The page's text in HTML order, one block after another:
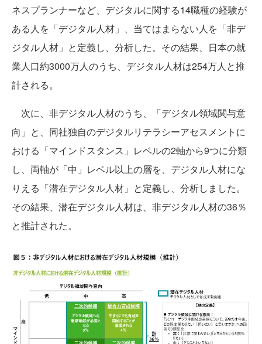
ネスプランナーなど、デジタルに関する14職種の経験が
ある人を「デジタル人材」、当てはまらない人を「非デ
ジタル人材」と定義し、分析した。その結果、日本の就
業人口約3000万人のうち、デジタル人材は254万人と推
計される。
次に、非デジタル人材のうち、「デジタル領域関与意
向」と、同社独自のデジタルリテラシーアセスメントに
おける「マインドスタンス」レベルの2軸から9つに分類
し、両軸が「中」レベル以上の層を、デジタル人材にな
りえる「潜在デジタル人材」と定義し、分析しました。
その結果、潜在デジタル人材は、非デジタル人材の36％
と推計された。